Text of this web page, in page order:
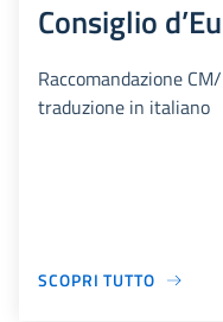
Consiglio
Raccomandazione
traduzione in italiano
SCOPRI TUTTO